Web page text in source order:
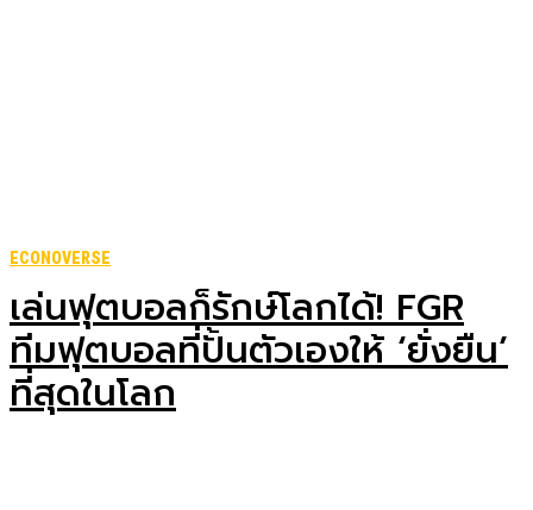
ECONOVERSE
เล่นฟุตบอลก็รักษ์โลกได้! FGR
ทีมฟุตบอลที่ปั้นตัวเองให้ ‘ยั่งยืน’
ที่สุดในโลก